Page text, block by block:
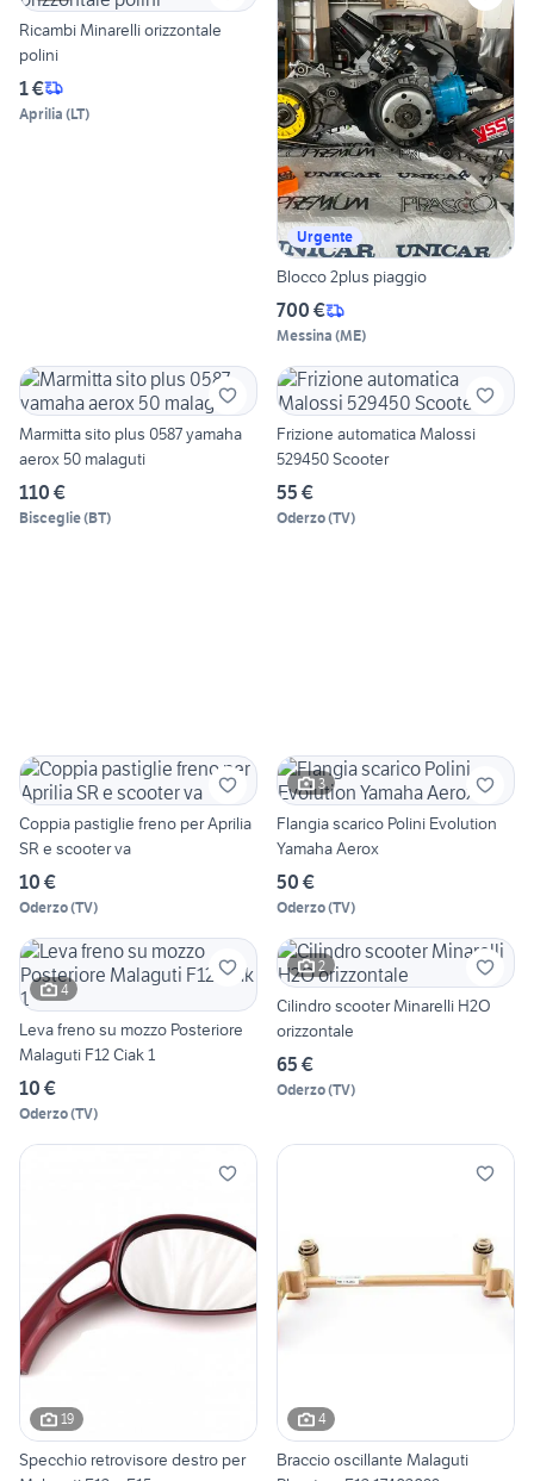
Ricambi Minarelli orizzontale
polini
1 €
Aprilia (LT)
Urgente
Blocco 2plus piaggio
700 €
Messina (ME)
Marmitta sito plus 0587 yamaha
aerox 50 malaguti
110 €
Bisceglie(BT)
Frizione automatica Malossi
529450 Scooter
55 €
Oderzo(TV)
Coppia pastiglie freno per Aprilia
SR e scooter va
10 €
Oderzo(TV)
3
Flangia scarico Polini Evolution
Yamaha Aerox
50 €
Oderzo(TV)
4
Leva freno su mozzo Posteriore
Malaguti F12 Ciak 1
10 €
Oderzo(TV)
2
Cilindro scooter Minarelli H2O
orizzontale
65 €
Oderzo(TV)
19
Specchio retrovisore destro per
4
Braccio oscillante Malaguti